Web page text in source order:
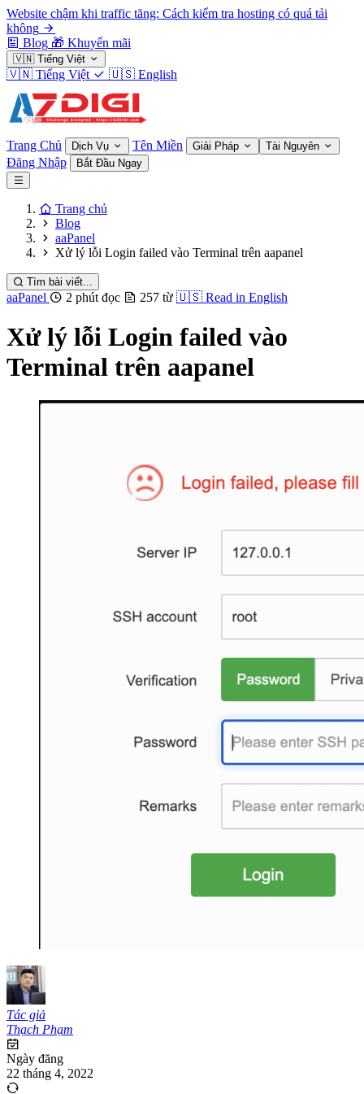
Website chậm khi traffic tăng: Cách kiểm tra hosting có quá tải
không
Blog 🎁 Khuyến mãi
🇻🇳 Tiếng Việt
🇻🇳 Tiếng Việt 🇺🇸 English
Trang Chủ Dịch Vụ Tên Miền Giải Pháp Tài Nguyên
Đăng Nhập Bắt Đầu Ngay
Trang chủ
Blog
aaPanel
Xử lý lỗi Login failed vào Terminal trên aapanel
Tìm bài viết...
aaPanel 2 phút đọc 257 từ 🇺🇸 Read in English
Xử lý lỗi Login failed vào
Terminal trên aapanel
Tác giả
Thạch Phạm
Ngày đăng
22 tháng 4, 2022